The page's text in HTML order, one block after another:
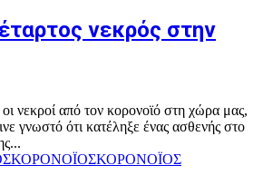
νεκρός στην
νεκροί από τον κορονοϊό στη χώρα μας,
γνωστό ότι κατέληξε ένας ασθενής στο
ΚΟΡΟΝΟΪΟΣΚΟΡΟΝΟΪΟΣ